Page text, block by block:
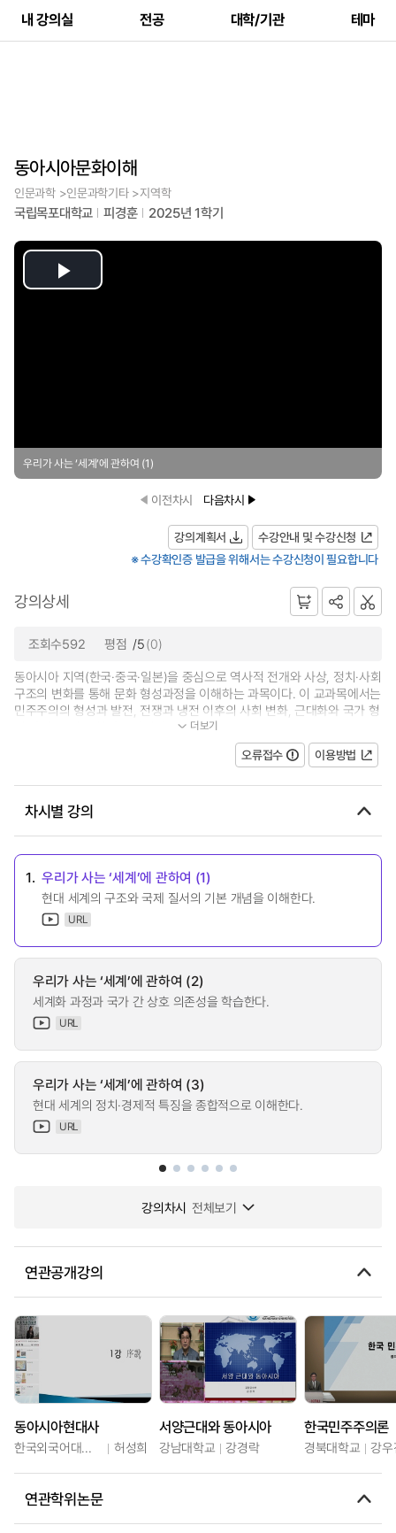
내 강의실 전공 대학/기관 테마
동아시아문화이해
인문과학 >인문과학기타 >지역학
국립목포대학교 피경훈 2025년 1학기
Play
우리가 사는 ‘세계’에 관하여 (1)
이전차시 다음차시
강의계획서
수강안내 및 수강신청
※ 수강확인증 발급을 위해서는 수강신청이 필요합니다
강의상세
조회수592 평점 /5(0)
동아시아 지역(한국·중국·일본)을 중심으로 역사적 전개와 사상, 정치·사회
구조의 변화를 통해 문화 형성과정을 이해하는 과목이다. 이 교과목에서는
민주주의의 형성과 발전, 전쟁과 냉전 이후의 사회 변화, 근대화와 국가 형
더보기
오류접수 이용방법
차시별 강의
1. 우리가 사는 ‘세계’에 관하여 (1)
현대 세계의 구조와 국제 질서의 기본 개념을 이해한다.
URL
우리가 사는 ‘세계’에 관하여 (2)
세계화 과정과 국가 간 상호 의존성을 학습한다.
URL
우리가 사는 ‘세계’에 관하여 (3)
현대 세계의 정치·경제적 특징을 종합적으로 이해한다.
URL
강의차시 전체보기
연관공개강의
동아시아현대사
한국외국어대학교 허성희
서양근대와 동아시아
강남대학교 강경락
한국민주주의론
경북대학교 강
연관학위논문